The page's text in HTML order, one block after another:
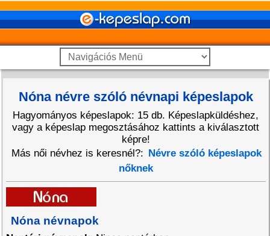
Nóna névre szóló névnapi képeslapok
Hagyományos képeslapok: 15 db. Képeslapküldéshez,
vagy a képeslap megosztásához kattints a kiválasztott
képre!
Más női névhez is keresnél?: Névre szóló képeslapok
nőknek
Nóna névnapok